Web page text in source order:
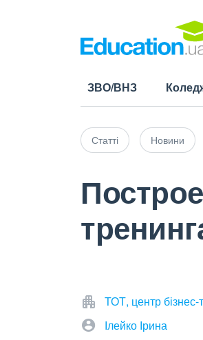
ЗВО/ВНЗ
Статті Новини
ТОТ, центр бізнес-
Ілейко Ірина